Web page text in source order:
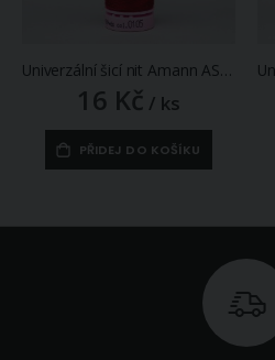
16 Kč / ks
PŘIDEJ DO KOŠÍKU